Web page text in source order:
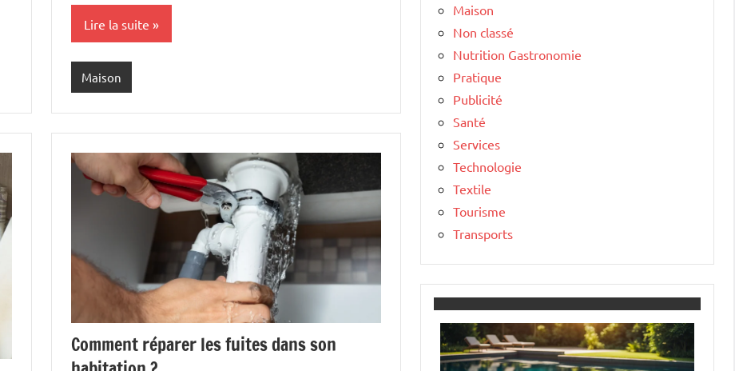
Lire la suite
Maison
Comment réparer les fuites dans son
Maison
Non classé
Nutrition Gastronomie
Pratique
Publicité
Santé
Services
Technologie
Textile
Tourisme
Transports